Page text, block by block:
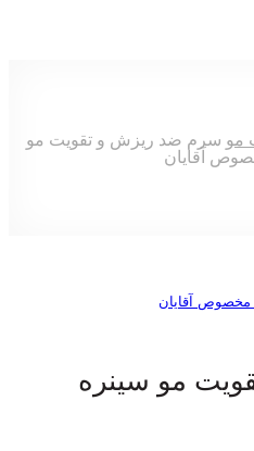
مو سرم ضد ریزش و تقویت مو
آقایان
مو سینره